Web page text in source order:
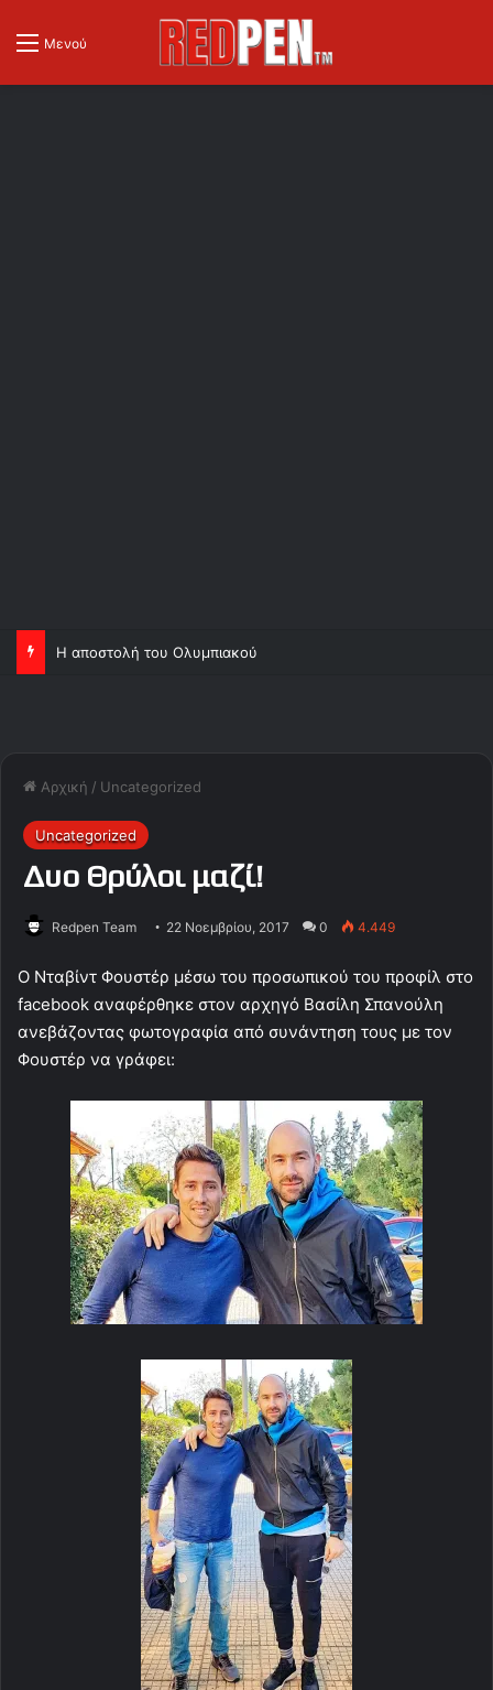
Μενού
Η αποστολή του Ολυμπιακού
Αρχική / Uncategorized
Uncategorized
Δυο Θρύλοι μαζί!
Redpen Team 22 Νοεμβρίου, 2017 0 4.449
Ο Νταβίντ Φουστέρ μέσω του προσωπικού του προφίλ στο
facebook αναφέρθηκε στον αρχηγό Βασίλη Σπανούλη
ανεβάζοντας φωτογραφία από συνάντηση τους με τον
Φουστέρ να γράφει: